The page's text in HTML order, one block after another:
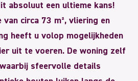
absoluut een ultieme kans!
circa 73 m², vliering en
heeft u volop mogelijkheden
uit te voeren. De woning zelf
sfeervolle details